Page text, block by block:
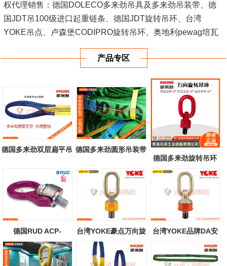
权代理销售：德国DOLECO多来劲吊具及多来劲吊装带、德
国JDT吊100级进口起重链条、德国JDT旋转吊环、台湾
YOKE吊点、卢森堡CODIPRO旋转吊环、奥地利pewag培瓦
扣等，以上进口...[查看详情]产品专区
德国多来劲双层扁平吊 德国多来劲圆形吊装带
德国多来劲旋转吊环
80级可定制
德国RUD ACP-
TURNADO吊环 路德
A...
台湾YOKE豪点万向旋
转吊环公制螺...
台湾YOKE品牌DA安
全万向旋转吊环...